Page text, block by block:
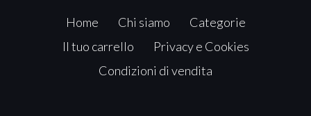
Home Chi siamo
Categorie
Il tuo carrello
Privacy e Cookies
Condizioni di vendita